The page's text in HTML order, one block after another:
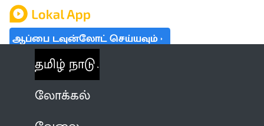
ஆப்பை டவுன்லோட் செய்யவும்
தமிழ் நாடு
லோக்கல்